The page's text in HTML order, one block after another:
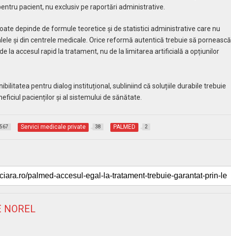
pacient, nu exclusiv pe raportări administrative.
depinde de formule teoretice și de statistici administrative care nu
și din centrele medicale. Orice reformă autentică trebuie să pornească
la accesul rapid la tratament, nu de la limitarea artificială a opțiunilor
pentru dialog instituțional, subliniind că soluțiile durabile trebuie
pacienților și al sistemului de sănătate.
567 Servici medicale private 38 PALMED 2
NOREL